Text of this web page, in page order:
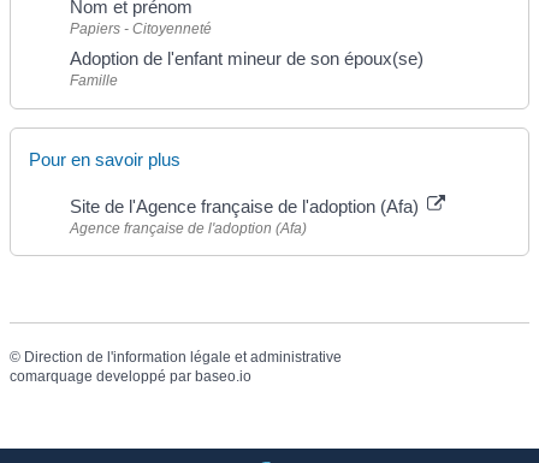
Nom et prénom
Papiers - Citoyenneté
Adoption de l'enfant mineur de son époux(se)
Famille
Pour en savoir plus
Site de l'Agence française de l'adoption (Afa)
Agence française de l'adoption (Afa)
© Direction de l'information légale et administrative
comarquage developpé par baseo.io